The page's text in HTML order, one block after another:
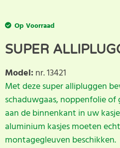
Op Voorraad
SUPER
Model: nr. 13421
Met deze super allipluggen
schaduwgaas, noppenfolie
aan de binnenkant in uw
aluminium kasjes moeten
montagegleuven